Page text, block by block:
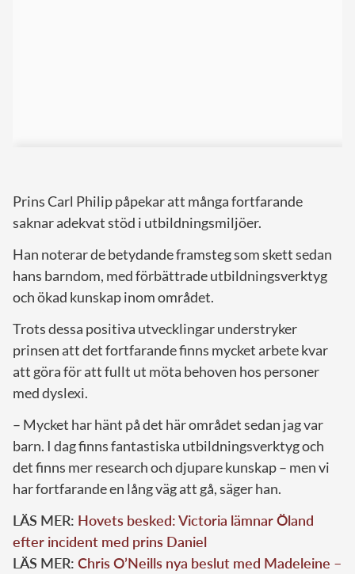
Prins Carl Philip påpekar att många fortfarande
saknar adekvat stöd i utbildningsmiljöer.
Han noterar de betydande framsteg som skett sedan
hans barndom, med förbättrade utbildningsverktyg
och ökad kunskap inom området.
Trots dessa positiva utvecklingar understryker
prinsen att det fortfarande finns mycket arbete kvar
att göra för att fullt ut möta behoven hos personer
med dyslexi.
– Mycket har hänt på det här området sedan jag var
barn. I dag finns fantastiska utbildningsverktyg och
det finns mer research och djupare kunskap – men vi
har fortfarande en lång väg att gå, säger han.
LÄS MER: Hovets besked: Victoria lämnar Öland
efter incident med prins Daniel
LÄS MER: Chris O’Neills nya beslut med Madeleine –